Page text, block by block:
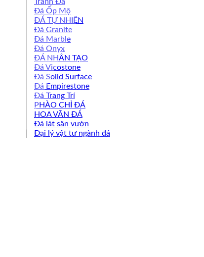
Đá Ốp Mộ
ĐÁ TỰ NHIÊN
Đá Granite
Đá Marble
Đá Onyx
ĐÁ NHÂN TẠO
Đá Vicostone
Đá Solid Surface
Đá Empirestone
Đá Trang Trí
PHÀO CHỈ ĐÁ
HOA VĂN ĐÁ
Đá lát sân vườn
Đại lý vật tư ngành đá